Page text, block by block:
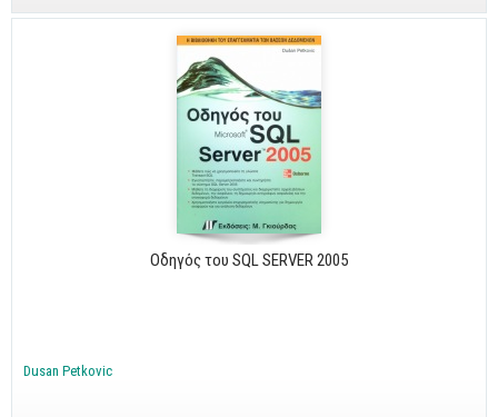
Προσφορές
Οδηγός του SQL SERVER 2005
Dusan Petkovic